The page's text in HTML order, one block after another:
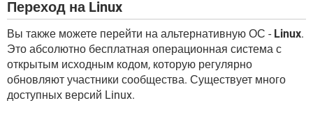
Переход на Linux
Вы также можете перейти на альтернативную ОС - Linux.
Это абсолютно бесплатная операционная система с
открытым исходным кодом, которую регулярно
обновляют участники сообщества. Существует много
доступных версий Linux.